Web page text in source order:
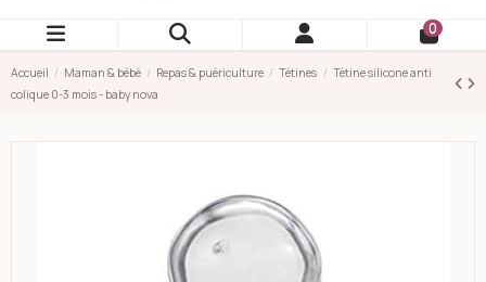
0
Accueil Maman & bébé Repas & puériculture Tétines
Tétine silicone anti
colique 0-3 mois - baby nova